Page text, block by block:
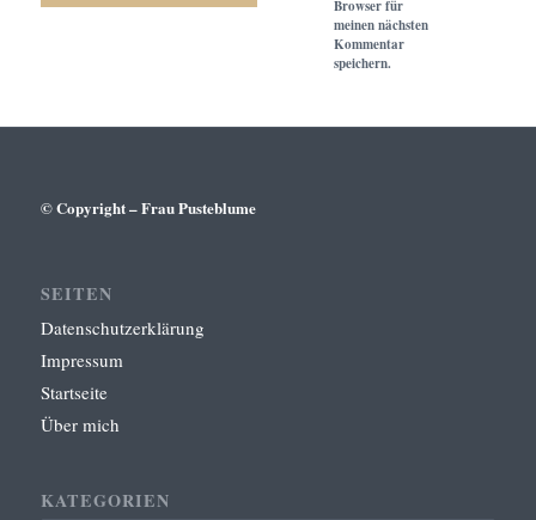
Browser für
meinen nächsten
Kommentar
speichern.
© Copyright – Frau Pusteblume
SEITEN
Datenschutzerklärung
Impressum
Startseite
Über mich
KATEGORIEN